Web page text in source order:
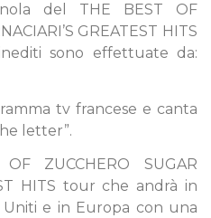
del THE BEST OF
GREATEST HITS
sono effettuate da:
tv francese e canta
letter”.
ZUCCHERO SUGAR
HITS tour che andrà in
e in Europa con una